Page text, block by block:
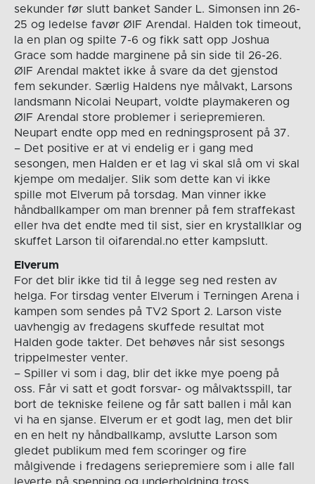
sekunder før slutt banket Sander L. Simonsen inn 26-
25 og ledelse favør ØIF Arendal. Halden tok timeout,
la en plan og spilte 7-6 og fikk satt opp Joshua
Grace som hadde marginene på sin side til 26-26.
ØIF Arendal maktet ikke å svare da det gjenstod
fem sekunder. Særlig Haldens nye målvakt, Larsons
landsmann Nicolai Neupart, voldte playmakeren og
ØIF Arendal store problemer i seriepremieren.
Neupart endte opp med en redningsprosent på 37.
– Det positive er at vi endelig er i gang med
sesongen, men Halden er et lag vi skal slå om vi skal
kjempe om medaljer. Slik som dette kan vi ikke
spille mot Elverum på torsdag. Man vinner ikke
håndballkamper om man brenner på fem straffekast
eller hva det endte med til sist, sier en krystallklar og
skuffet Larson til oifarendal.no etter kampslutt.
Elverum
For det blir ikke tid til å legge seg ned resten av
helga. For tirsdag venter Elverum i Terningen Arena i
kampen som sendes på TV2 Sport 2. Larson viste
uavhengig av fredagens skuffede resultat mot
Halden gode takter. Det behøves når sist sesongs
trippelmester venter.
– Spiller vi som i dag, blir det ikke mye poeng på
oss. Får vi satt et godt forsvar- og målvaktsspill, tar
bort de tekniske feilene og får satt ballen i mål kan
vi ha en sjanse. Elverum er et godt lag, men det blir
en en helt ny håndballkamp, avslutte Larson som
gledet publikum med fem scoringer og fire
målgivende i fredagens seriepremiere som i alle fall
leverte på spenning og underholdning tross